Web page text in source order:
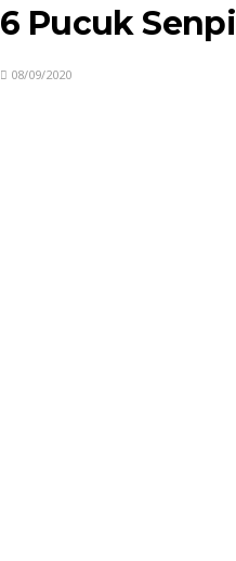
6 Pucuk Senpi
08/09/2020